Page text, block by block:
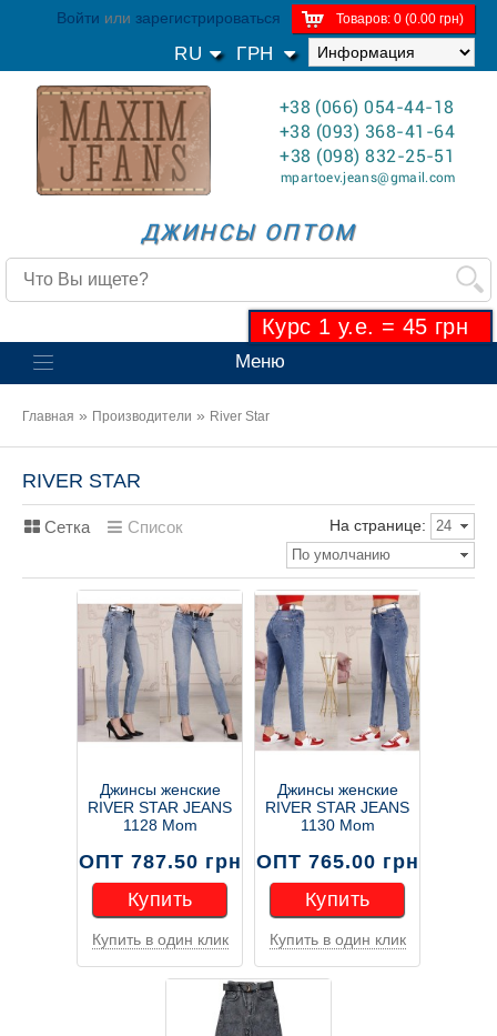
Товаров: 0 (0.00 грн)
Войти или зарегистрироваться
ГРН
RU
ДЖИНСЫ ОПТОМ
+38 (066) 054-44-18
+38 (093) 368-41-64
+38 (098) 832-25-51
mpartoev.jeans@gmail.com
Курс 1 у.е. = 45 грн
Меню
Главная » Производители » River Star
RIVER STAR
Сетка Список На странице:
24
По умолчанию
Джинсы женские
RIVER STAR JEANS
1128 Mom
ОПТ 787.50 грн
Купить
Купить
Купить в один клик
Джинсы женские
RIVER STAR JEANS
1130 Mom
ОПТ 765.00 грн
Купить
Купить
Купить в один клик